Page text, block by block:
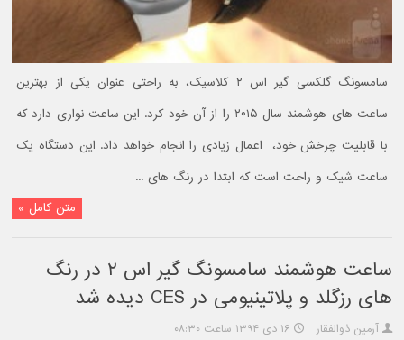
سامسونگ گلکسی گیر اس ۲ کلاسیک، به راحتی عنوان یکی از بهترین
ساعت های هوشمند سال ۲۰۱۵ را از آن خود کرد. این ساعت نواری دارد که
با قابلیت چرخش خود، اعمال زیادی را انجام خواهد داد. این دستگاه یک
ساعت شیک و راحت است که ابتدا در رنگ های ...
متن کامل »
ساعت هوشمند سامسونگ گیر اس ۲ در رنگ
های رزگلد و پلاتینیومی در CES دیده شد
آرمین ذوالفقار ۱۶ دی ۱۳۹۴ ساعت ۰۸:۳۰